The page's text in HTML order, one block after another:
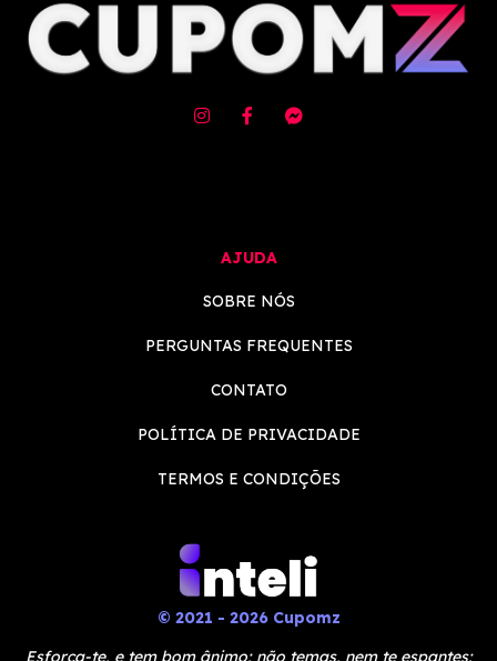
AJUDA
SOBRE NÓS
PERGUNTAS FREQUENTES
CONTATO
POLÍTICA DE PRIVACIDADE
TERMOS E CONDIÇÕES
© 2021 - 2026 Cupomz
Esforça-te, e tem bom ânimo; não temas, nem te espantes;